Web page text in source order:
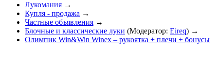
Лукомания →
Купля - продажа →
Частные объявления →
Блочные и классические луки (Модератор: Eireq) →
Олимпик Win&Win Winex – рукоятка + плечи + бонусы